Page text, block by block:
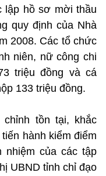
lập hồ sơ mời thầu
quy định của Nhà
2008. Các tổ chức
niên, nữ công chi
triệu đồng và cá
133 triệu đồng.
tồn tại, khắc
hành kiểm điểm
nhiệm của các tập
UBND tỉnh chỉ đạo